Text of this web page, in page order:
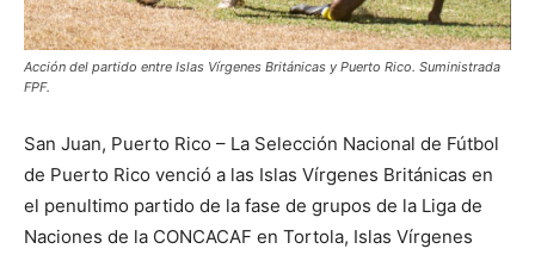
Acción del partido entre Islas Vírgenes Británicas y Puerto Rico. Suministrada
FPF.
San Juan, Puerto Rico – La Selección Nacional de Fútbol
de Puerto Rico venció a las Islas Vírgenes Británicas en
el penultimo partido de la fase de grupos de la Liga de
Naciones de la CONCACAF en Tortola, Islas Vírgenes